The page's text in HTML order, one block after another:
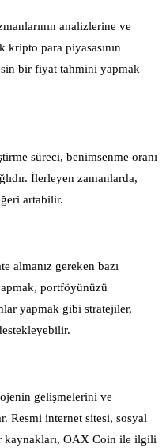
analizlerine ve
kripto para piyasasının
bir fiyat tahmini yapmak
süreci, benimsenme oranı
İlerleyen zamanlarda,
artabilir.
almanız gereken bazı
portföyünüzü
yapmak gibi stratejiler,
gelişmelerini ve
Resmi internet sitesi, sosyal
kaynakları, OAX Coin ile ilgili